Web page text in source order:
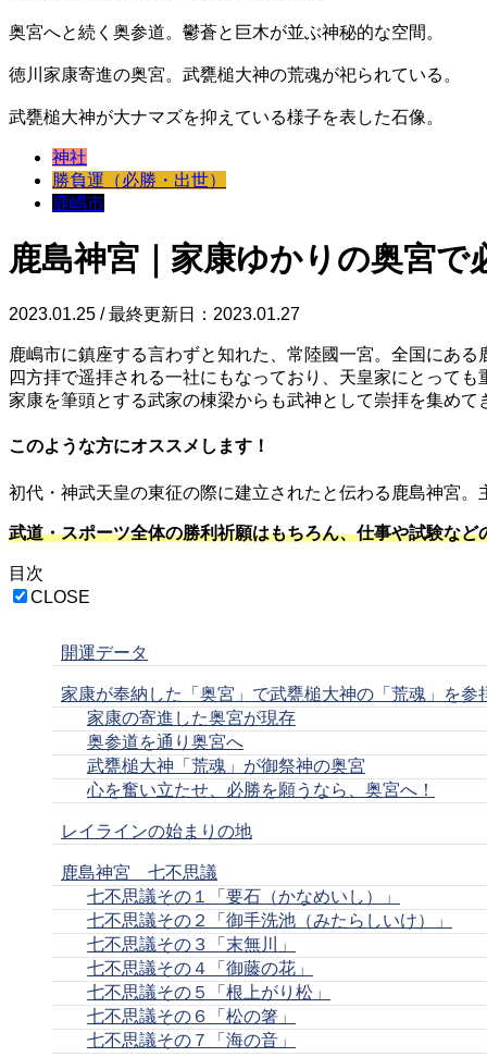
奥宮へと続く奥参道。鬱蒼と巨木が並ぶ神秘的な空間。
徳川家康寄進の奥宮。武甕槌大神の荒魂が祀られている。
武甕槌大神が大ナマズを抑えている様子を表した石像。
神社
勝負運（必勝・出世）
鹿嶋市
鹿島神宮｜家康ゆかりの奥宮で
2023.01.25 / 最終更新日：2023.01.27
鹿嶋市に鎮座する言わずと知れた、常陸國一宮。全国にあ
四方拝で遥拝される一社にもなっており、天皇家にとって
家康を筆頭とする武家の棟梁からも武神として崇拝を集めて
このような方にオススメします！
初代・神武天皇の東征の際に建立されたと伝わる鹿島神宮。
武道・スポーツ全体の勝利祈願はもちろん、仕事や試験など
目次
CLOSE
開運データ
家康が奉納した「奥宮」で武甕槌大神の「荒魂」を参
家康の寄進した奥宮が現存
奥参道を通り奥宮へ
武甕槌大神「荒魂」が御祭神の奥宮
心を奮い立たせ、必勝を願うなら、奥宮へ！
レイラインの始まりの地
鹿島神宮 七不思議
七不思議その１「要石（かなめいし）」
七不思議その２「御手洗池（みたらしいけ）」
七不思議その３「末無川」
七不思議その４「御藤の花」
七不思議その５「根上がり松」
七不思議その６「松の箸」
七不思議その７「海の音」